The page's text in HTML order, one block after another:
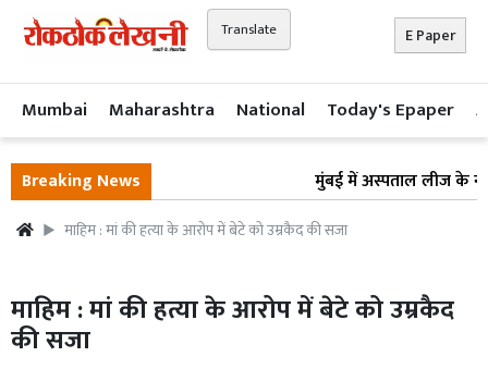
Translate E Paper
Mumbai Maharashtra National Today's Epaper
Breaking News मुंबई में अस्पताल लीज के
माहिम : मां की हत्या के आरोप में बेटे को उम्रकैद की सजा
माहिम : मां की हत्या के आरोप में बेटे को उम्रकैद
की सजा